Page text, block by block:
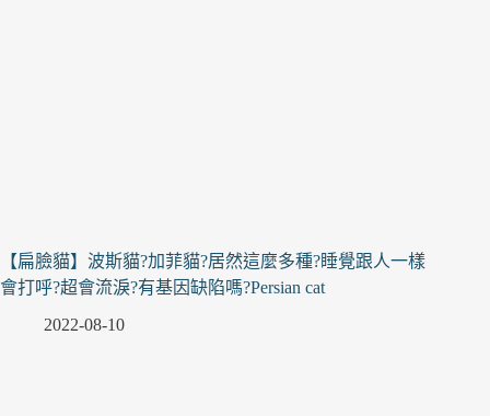
【扁臉貓】波斯貓?加菲貓?居然這麼多種?睡覺跟人一樣
會打呼?超會流淚?有基因缺陷嗎?Persian cat
2022-08-10